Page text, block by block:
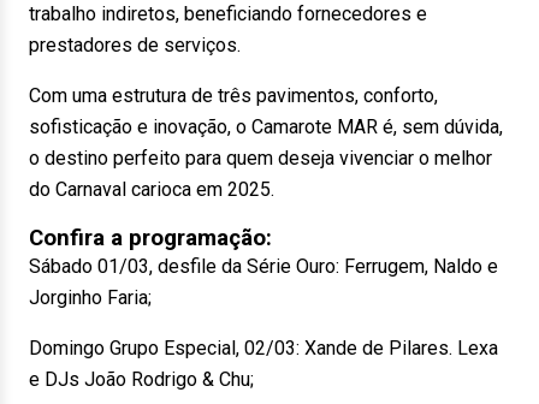
trabalho indiretos, beneficiando fornecedores e
prestadores de serviços.
Com uma estrutura de três pavimentos, conforto,
sofisticação e inovação, o Camarote MAR é, sem dúvida,
o destino perfeito para quem deseja vivenciar o melhor
do Carnaval carioca em 2025.
Confira a programação:
Sábado 01/03, desfile da Série Ouro: Ferrugem, Naldo e
Jorginho Faria;
Domingo Grupo Especial, 02/03: Xande de Pilares. Lexa
e DJs João Rodrigo & Chu;